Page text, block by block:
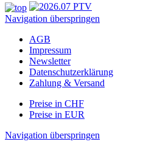
Navigation überspringen
AGB
Impressum
Newsletter
Datenschutzerklärung
Zahlung & Versand
Preise in CHF
Preise in EUR
Navigation überspringen